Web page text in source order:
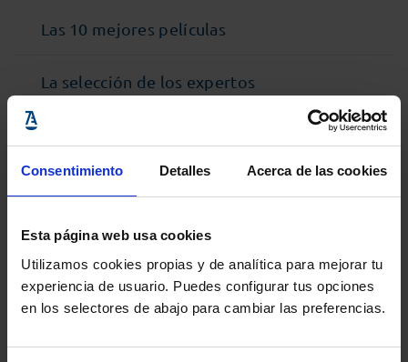
Consentimiento Detalles Acerca de las cookies
Esta página web usa cookies
Utilizamos cookies propias y de analítica para mejorar tu
experiencia de usuario. Puedes configurar tus opciones
en los selectores de abajo para cambiar las preferencias.
Las 10 mejores películas
La selección de los expertos